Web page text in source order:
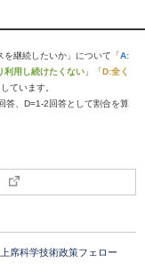
継続したいか」について「A:
利用し続けたくない 」「D:全く
ています。
答、D=1-2回答として割合を算
席科学技術政策フェロー